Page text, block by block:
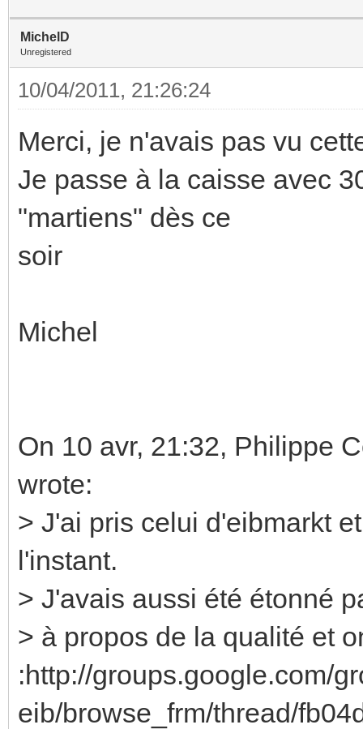
MichelD
Unregistered
10/04/2011, 21:26:24
Merci, je n'avais pas vu
Je passe à la caisse avec
"martiens" dès ce
soir
Michel
On 10 avr, 21:32, Philippe
wrote:
> J'ai pris celui d'eibmarkt
l'instant.
> J'avais aussi été étonné
> à propos de la qualité et
:http://groups.google.com/
eib/browse_frm/thread/